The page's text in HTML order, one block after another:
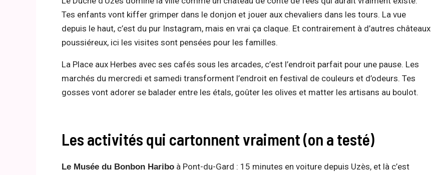
Tes enfants vont kiffer grimper dans le donjon et jouer aux chevaliers dans les tours. La vue
depuis le haut, c’est du pur Instagram, mais en vrai ça claque. Et contrairement à d’autres châteaux
poussiéreux, ici les visites sont pensées pour les familles.
La Place aux Herbes avec ses cafés sous les arcades, c’est l’endroit parfait pour une pause. Les
marchés du mercredi et samedi transforment l’endroit en festival de couleurs et d’odeurs. Tes
gosses vont adorer se balader entre les étals, goûter les olives et matter les artisans au boulot.
Les activités qui cartonnent vraiment (on a testé)
Le Musée du Bonbon Haribo à Pont-du-Gard : 15 minutes en voiture depuis Uzès, et là c’est